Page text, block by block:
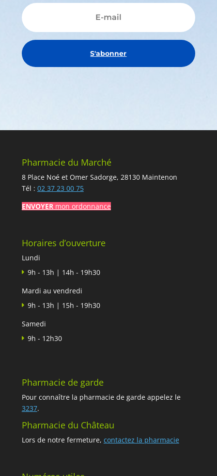
S'abonner
Pharmacie du Marché
8 Place Noé et Omer Sadorge, 28130 Maintenon
Tél : 02 37 23 00 75
ENVOYERmon ordonnance
Horaires d’ouverture
Lundi
9h - 13h | 14h - 19h30
Mardi au vendredi
9h - 13h | 15h - 19h30
Samedi
9h - 12h30
Pharmacie de garde
Pour connaître la pharmacie de garde appelez le
3237.
Pharmacie du Château
Lors de notre fermeture, contactez la pharmacie